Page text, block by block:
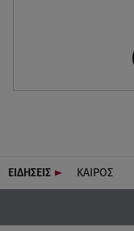
ΕΙΔΗΣΕΙΣ ΚΑΙΡΟΣ